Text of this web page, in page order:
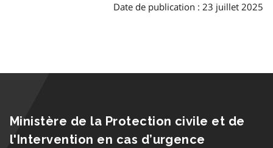
Date de publication : 23 juillet 2025
Ministère de la Protection civile et de
l'Intervention en cas d’urgence